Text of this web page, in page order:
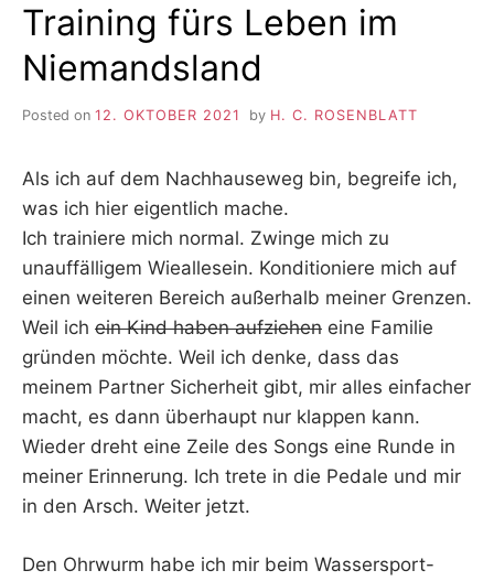
Training fürs Leben im
Niemandsland
Posted on 12. OKTOBER 2021 by H. C. ROSENBLATT
Als ich auf dem Nachhauseweg bin, begreife ich,
was ich hier eigentlich mache.
Ich trainiere mich normal. Zwinge mich zu
unauffälligem Wieallesein. Konditioniere mich auf
einen weiteren Bereich außerhalb meiner Grenzen.
Weil ich ein Kind haben aufziehen eine Familie
gründen möchte. Weil ich denke, dass das
meinem Partner Sicherheit gibt, mir alles einfacher
macht, es dann überhaupt nur klappen kann.
Wieder dreht eine Zeile des Songs eine Runde in
meiner Erinnerung. Ich trete in die Pedale und mir
in den Arsch. Weiter jetzt.
Den Ohrwurm habe ich mir beim Wassersport-